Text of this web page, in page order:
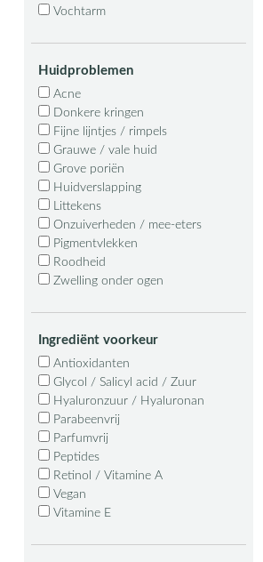
Vochtarm
Huidproblemen
Acne
Donkere kringen
Fijne lijntjes / rimpels
Grauwe / vale huid
Grove poriën
Huidverslapping
Littekens
Onzuiverheden / mee-eters
Pigmentvlekken
Roodheid
Zwelling onder ogen
Ingrediënt voorkeur
Antioxidanten
Glycol / Salicyl acid / Zuur
Hyaluronzuur / Hyaluronan
Parabeenvrij
Parfumvrij
Peptides
Retinol / Vitamine A
Vegan
Vitamine E